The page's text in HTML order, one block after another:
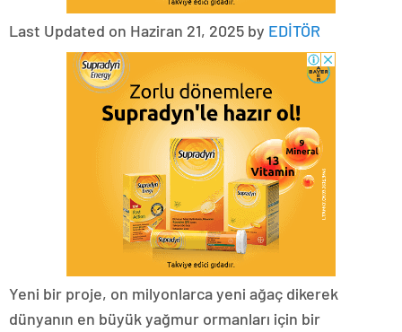
Last Updated on Haziran 21, 2025 by EDİTÖR
Yeni bir proje, on milyonlarca yeni ağaç dikerek
dünyanın en büyük yağmur ormanları için bir